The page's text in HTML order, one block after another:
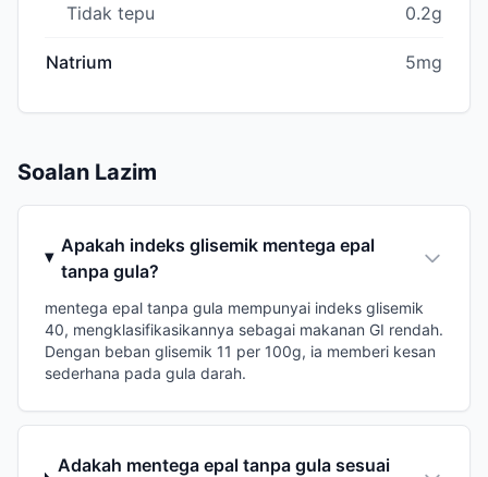
Tidak tepu 0.2g
Natrium 5mg
Soalan Lazim
Apakah indeks glisemik mentega epal
tanpa gula?
mentega epal tanpa gula mempunyai indeks glisemik
40, mengklasifikasikannya sebagai makanan GI rendah.
Dengan beban glisemik 11 per 100g, ia memberi kesan
sederhana pada gula darah.
Adakah mentega epal tanpa gula sesuai